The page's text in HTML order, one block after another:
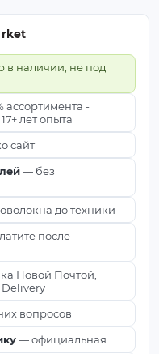
в наличии, не под
ассортимента -
лет опыта
сайт
— без
до техники
после
Новой Почтой,
Delivery
вопросов
— официальная